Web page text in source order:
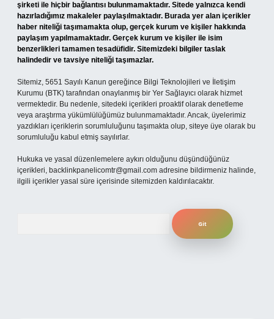
şirketi ile hiçbir bağlantısı bulunmamaktadır. Sitede yalnızca kendi
hazırladığımız makaleler paylaşılmaktadır. Burada yer alan içerikler
haber niteliği taşımamakta olup, gerçek kurum ve kişiler hakkında
paylaşım yapılmamaktadır. Gerçek kurum ve kişiler ile isim
benzerlikleri tamamen tesadüfidir. Sitemizdeki bilgiler taslak
halindedir ve tavsiye niteliği taşımazlar.
Sitemiz, 5651 Sayılı Kanun gereğince Bilgi Teknolojileri ve İletişim
Kurumu (BTK) tarafından onaylanmış bir Yer Sağlayıcı olarak hizmet
vermektedir. Bu nedenle, sitedeki içerikleri proaktif olarak denetleme
veya araştırma yükümlülüğümüz bulunmamaktadır. Ancak, üyelerimiz
yazdıkları içeriklerin sorumluluğunu taşımakta olup, siteye üye olarak bu
sorumluluğu kabul etmiş sayılırlar.
Hukuka ve yasal düzenlemelere aykırı olduğunu düşündüğünüz
içerikleri, backlinkpanelicomtr@gmail.com adresine bildirmeniz halinde,
ilgili içerikler yasal süre içerisinde sitemizden kaldırılacaktır.